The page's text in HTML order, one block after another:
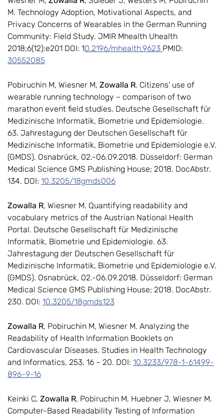
M. Technology Adoption, Motivational Aspects, and
Privacy Concerns of Wearables in the German Running
Community: Field Study. JMIR Mhealth Uhealth
2018;6(12):e201 DOI: 10.2196/mhealth.9623 PMID:
30552085
Pobiruchin M, Wiesner M, Zowalla R. Citizens’ use of
wearable running technology – comparison of two
marathon event field studies. Deutsche Gesellschaft für
Medizinische Informatik, Biometrie und Epidemiologie.
63. Jahrestagung der Deutschen Gesellschaft für
Medizinische Informatik, Biometrie und Epidemiologie e.V.
(GMDS). Osnabrück, 02.-06.09.2018. Düsseldorf: German
Medical Science GMS Publishing House; 2018. DocAbstr.
134. DOI: 10.3205/18gmds006
Zowalla R, Wiesner M. Quantifying readability and
vocabulary metrics of the Austrian National Health
Portal. Deutsche Gesellschaft für Medizinische
Informatik, Biometrie und Epidemiologie. 63.
Jahrestagung der Deutschen Gesellschaft für
Medizinische Informatik, Biometrie und Epidemiologie e.V.
(GMDS). Osnabrück, 02.-06.09.2018. Düsseldorf: German
Medical Science GMS Publishing House; 2018. DocAbstr.
230. DOI: 10.3205/18gmds123
Zowalla R, Pobiruchin M, Wiesner M. Analyzing the
Readability of Health Information Booklets on
Cardiovascular Diseases. Studies in Health Technology
and Informatics, 253, 16 – 20. DOI: 10.3233/978-1-61499-
896-9-16
Keinki C, Zowalla R, Pobiruchin M, Huebner J, Wiesner M.
Computer-Based Readability Testing of Information